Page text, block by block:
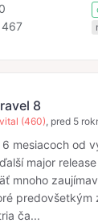
0
467
8
(460) , pred 5
6 mesiacoch od
major
mnoho
predovšetkým
ča...